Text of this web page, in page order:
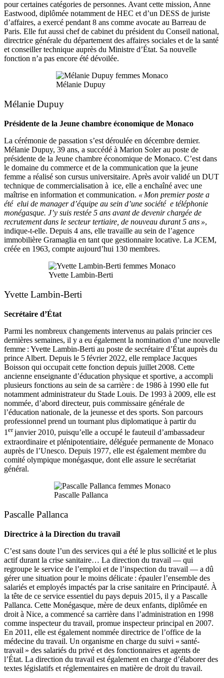
pour certaines catégories de personnes. Avant cette mission, Anne
Eastwood, diplômée notamment de HEC et d’un DESS de juriste
d’affaires, a exercé pendant 8 ans comme avocate au Barreau de
Paris. Elle fut aussi chef de cabinet du président du Conseil national,
directrice générale du département des affaires sociales et de la santé
et conseiller technique auprès du Ministre d’État. Sa nouvelle
fonction n’a pas encore été dévoilée.
Mélanie Dupuy
Mélanie Dupuy
Présidente de la Jeune chambre économique de Monaco
La cérémonie de passation s’est déroulée en décembre dernier.
Mélanie Dupuy, 39 ans, a succédé à Marion Soler au poste de
présidente de la Jeune chambre économique de Monaco. C’est dans
le domaine du commerce et de la communication que la jeune
femme a réalisé son cursus universitaire. Après avoir validé un DUT
technique de commercialisation à ice, elle a enchaîné avec une
maîtrise en information et communication. « Mon premier poste a
été elui de manager d’équipe au sein d’une société e téléphonie
monégasque. J’y suis restée 5 ans avant de devenir chargée de
recrutement dans le secteur tertiaire, de nouveau durant 5 ans »,
indique-t-elle. Depuis 4 ans, elle travaille au sein de l’agence
immobilière Gramaglia en tant que gestionnaire locative. La JCEM,
créée en 1963, compte aujourd’hui 130 membres.
Yvette Lambin-Berti
Yvette Lambin-Berti
Secrétaire d’État
Parmi les nombreux changements intervenus au palais princier ces
dernières semaines, il y a eu également la nomination d’une nouvelle
femme : Yvette Lambin-Berti au poste de secrétaire d’État auprès du
prince Albert. Depuis le 5 février 2022, elle remplace Jacques
Boisson qui occupait cette fonction depuis juillet 2008. Cette
ancienne enseignante d’éducation physique et sportive, a accompli
plusieurs fonctions au sein de sa carrière : de 1986 à 1990 elle fut
notamment administrateur du Stade Louis. De 1993 à 2009, elle est
nommée, d’abord directeur, puis commissaire générale de
l’éducation nationale, de la jeunesse et des sports. Son parcours
professionnel prend un tournant plus diplomatique à partir du
1erjanvier 2010, puisqu’elle a occupé le fauteuil d’ambassadeur
extraordinaire et plénipotentiaire, déléguée permanente de Monaco
auprès de l’Unesco. Depuis 1977, elle est également membre du
comité olympique monégasque, dont elle assure le secrétariat
général.
Pascalle Pallanca
Pascalle Pallanca
Directrice à la Direction du travail
C’est sans doute l’un des services qui a été le plus sollicité et le plus
actif durant la crise sanitaire… La direction du travail — qui
regroupe le service de l’emploi et de l’inspection du travail — a dû
gérer une situation pour le moins délicate : épauler l’ensemble des
salariés et employés impactés par la crise sanitaire en Principauté. À
la tête de ce service essentiel du pays depuis 2015, il y a Pascalle
Pallanca. Cette Monégasque, mère de deux enfants, diplômée en
droit à Nice, a commencé sa carrière dans l’administration en 1998
comme inspecteur du travail, promue inspecteur principal en 2007.
En 2011, elle est également nommée directrice de l’office de la
médecine du travail. Un organisme en charge du suivi « santé-
travail » des salariés du privé et des fonctionnaires et agents de
l’État. La direction du travail est également en charge d’élaborer des
textes législatifs et réglementaires en matière de droit du travail.